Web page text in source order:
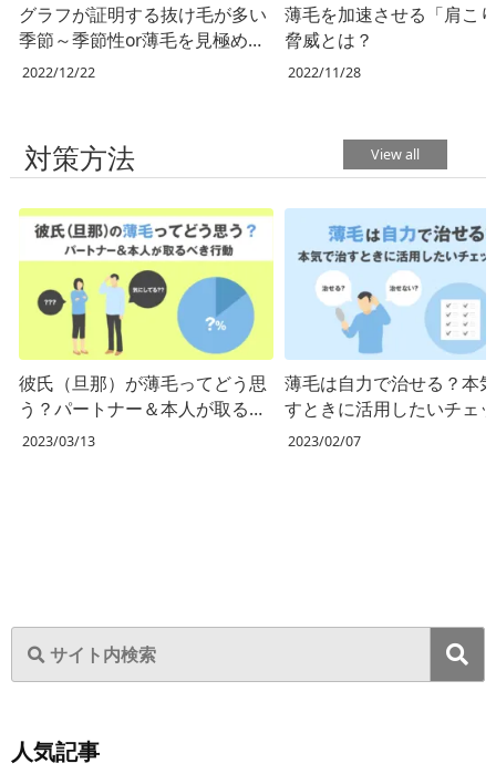
グラフが証明する抜け毛が多い
季節～季節性or薄毛を見極める
方法～
2022/12/22
薄毛を加速させる「肩こ
脅威とは？
2022/11/28
View all
対策方法
彼氏（旦那）が薄毛ってどう思
う？パートナー＆本人が取るべ
き行動
2023/03/13
薄毛は自力で治せる？本
すときに活用したいチェ
スト
2023/02/07
人気記事